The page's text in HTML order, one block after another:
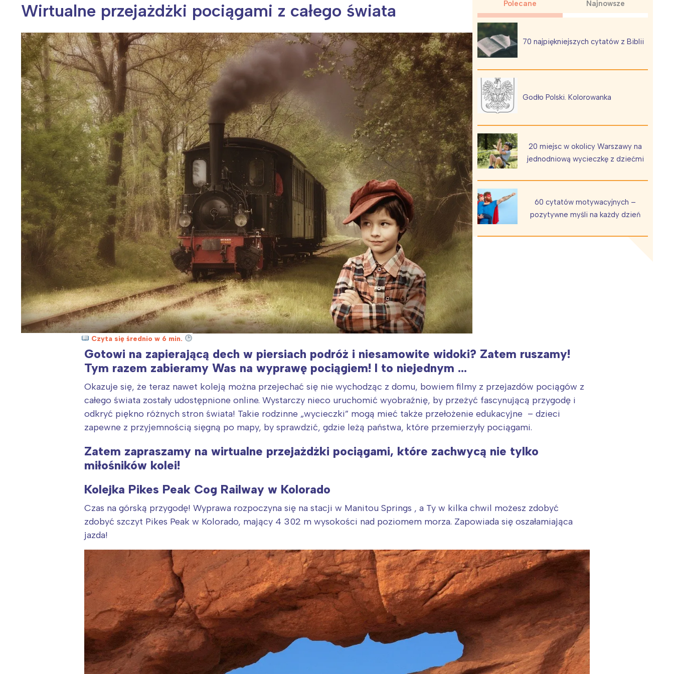
Wiosenny koncert ptaków na płocie Kwitnąca wiśnia i jej płatki Pszczoła i kwitnący ul
Wirtualne przejażdżki pociągami z całego świata Polecane Najnowsze
70 najpiękniejszych cytatów z Biblii
Godło Polski. Kolorowanka
20 miejsc w okolicy Warszawy na
jednodniową wycieczkę z dziećmi
60 cytatów motywacyjnych –
pozytywne myśli na każdy dzień
Czyta się średnio w 6 min.
Gotowi na zapierającą dech w piersiach podróż i niesamowite widoki? Zatem ruszamy!
Tym razem zabieramy Was na wyprawę pociągiem! I to niejednym …
Okazuje się, że teraz nawet koleją można przejechać się nie wychodząc z domu, bowiem filmy z przejazdów pociągów z
całego świata zostały udostępnione online. Wystarczy nieco uruchomić wyobraźnię, by przeżyć fascynującą przygodę i
odkryć piękno różnych stron świata! Takie rodzinne „wycieczki” mogą mieć także przełożenie edukacyjne – dzieci
zapewne z przyjemnością sięgną po mapy, by sprawdzić, gdzie leżą państwa, które przemierzyły pociągami.
Zatem zapraszamy na wirtualne przejażdżki pociągami, które zachwycą nie tylko
miłośników kolei!
Kolejka Pikes Peak Cog Railway w Kolorado
Czas na górską przygodę! Wyprawa rozpoczyna się na stacji w Manitou Springs , a Ty w kilka chwil możesz zdobyć
zdobyć szczyt Pikes Peak w Kolorado, mający 4 302 m wysokości nad poziomem morza. Zapowiada się oszałamiająca
jazda!